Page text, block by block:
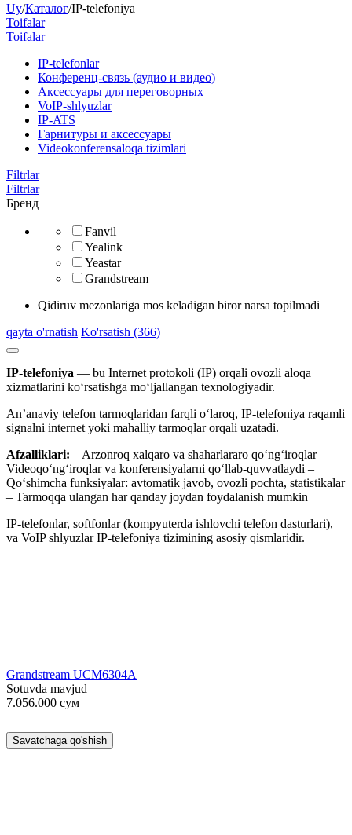
Uy/Каталог/IP-telefoniya
Toifalar
Toifalar
​IP-telefonlar
Конференц-связь (аудио и видео)
Аксессуары для переговорных
VoIP-shlyuzlar
IP-ATS
Гарнитуры и аксессуары
Videokonferensaloqa tizimlari
Filtrlar
Filtrlar
Бренд
Fanvil
Yealink
Yeastar
Grandstream
Qidiruv mezonlariga mos keladigan biror narsa topilmadi
qayta o'rnatish Ko'rsatish (366)
IP-telefoniya — bu Internet protokoli (IP) orqali ovozli aloqa
xizmatlarini ko‘rsatishga mo‘ljallangan texnologiyadir.
An’anaviy telefon tarmoqlaridan farqli o‘laroq, IP-telefoniya raqamli
signalni internet yoki mahalliy tarmoqlar orqali uzatadi.
Afzalliklari: – Arzonroq xalqaro va shaharlararo qo‘ng‘iroqlar –
Videoqo‘ng‘iroqlar va konferensiyalarni qo‘llab-quvvatlaydi –
Qo‘shimcha funksiyalar: avtomatik javob, ovozli pochta, statistikalar
– Tarmoqqa ulangan har qanday joydan foydalanish mumkin
IP-telefonlar, softfonlar (kompyuterda ishlovchi telefon dasturlari),
va VoIP shlyuzlar IP-telefoniya tizimining asosiy qismlaridir.
Grandstream UCM6304A
Sotuvda mavjud
7.056.000 сум
Savatchaga qo'shish